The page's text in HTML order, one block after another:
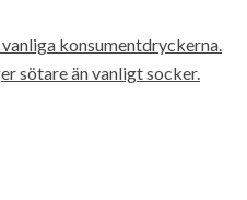
konsumentdryckerna.
sötare än vanligt socker.